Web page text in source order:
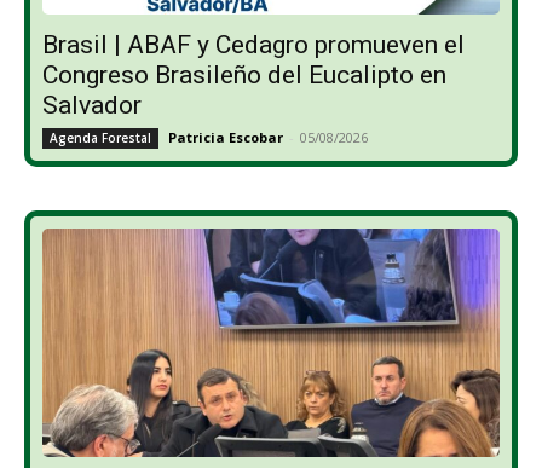
Brasil | ABAF y Cedagro promueven el
Congreso Brasileño del Eucalipto en
Salvador
Agenda Forestal Patricia Escobar - 05/08/2026